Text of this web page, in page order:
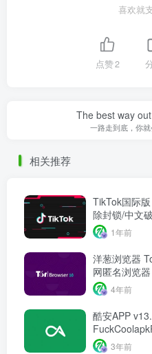
喜欢就
点赞2
The best way
一路走到底，你
相关推荐
TikTok国际
除封锁/中文
1年前
洋葱浏览器
网匿名浏览器
4年前
酷安APP
3年前